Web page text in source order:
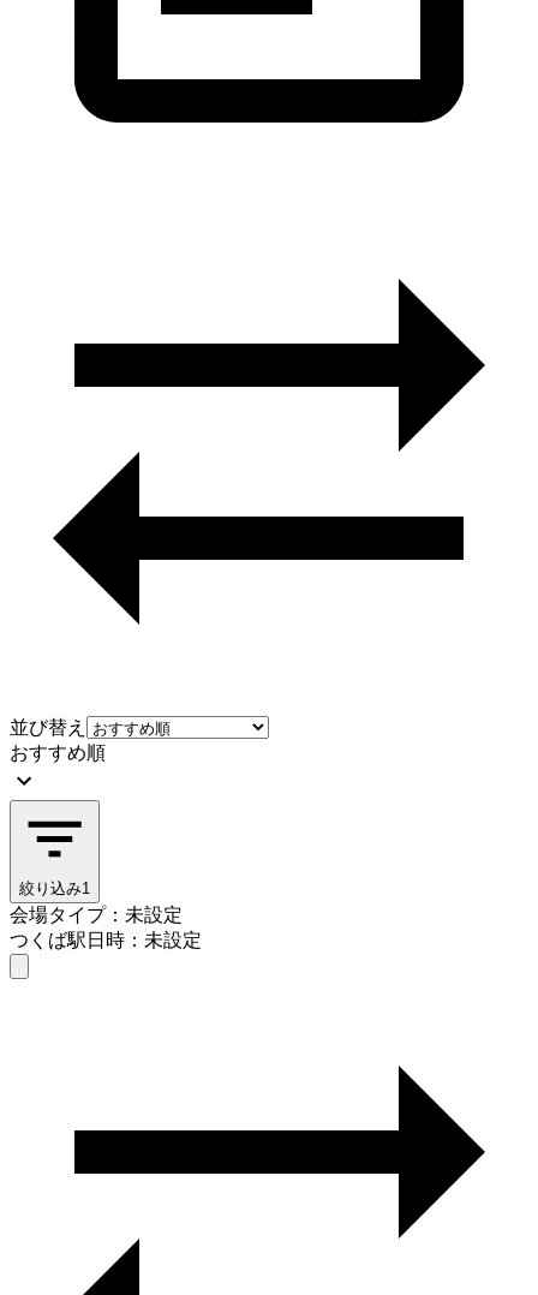
並び替え
おすすめ順
絞り込み1
会場タイプ：未設定
つくば駅日時：未設定